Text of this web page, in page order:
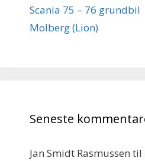
Scania 75 – 76 grundbil
Molberg (Lion)
Seneste
Jan Smidt Rasmussen til